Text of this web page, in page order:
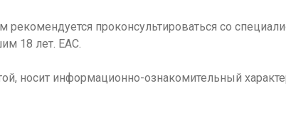
проконсультироваться со
18 лет. ЕАС.
носит информационно-ознакомительный